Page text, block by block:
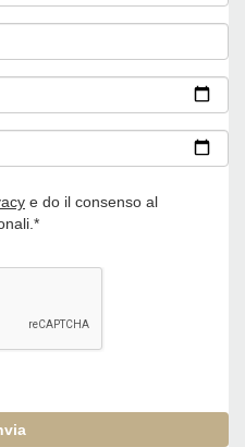
e do il consenso al